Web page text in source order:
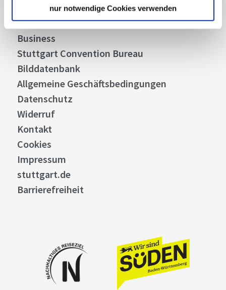
nur notwendige Cookies verwenden
Stellenangebote
Presse
Business
Stuttgart Convention Bureau
Bilddatenbank
Allgemeine Geschäftsbedingungen
Datenschutz
Widerruf
Kontakt
Cookies
Impressum
stuttgart.de
Barrierefreiheit